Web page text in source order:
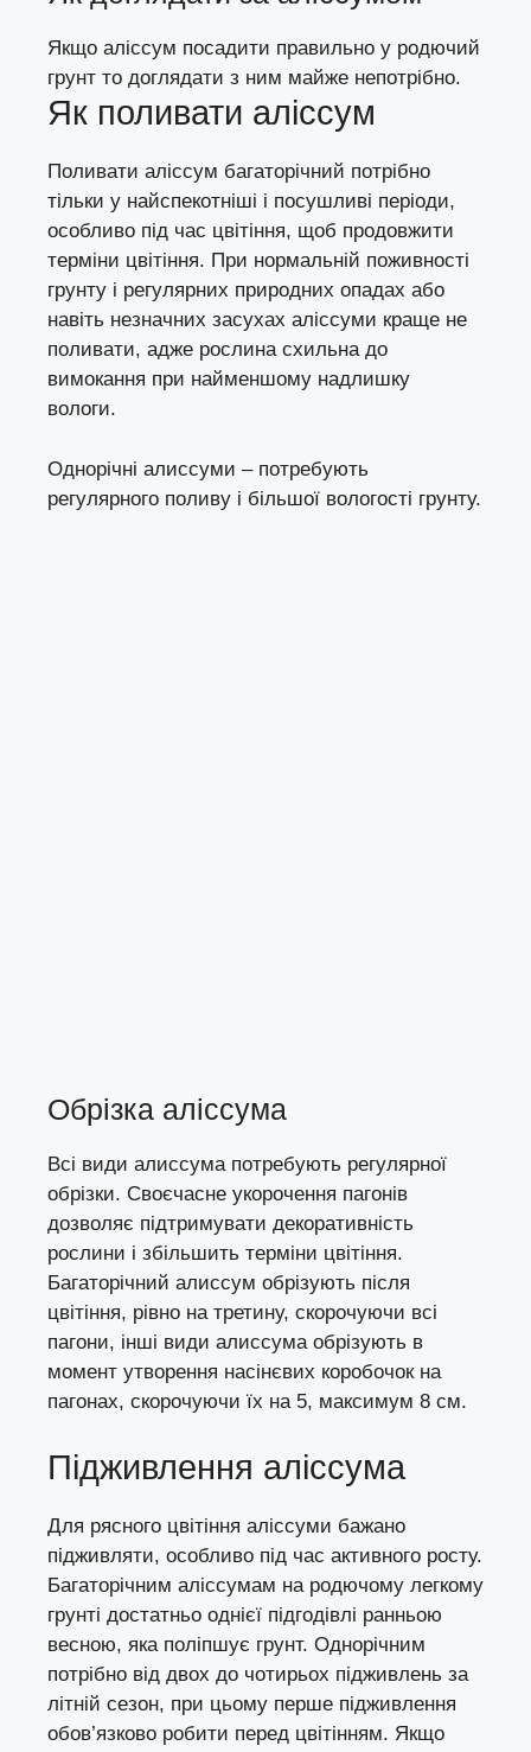
Якщо аліссум посадити правильно у родючий
грунт то доглядати з ним майже непотрібно.
Як поливати аліссум
Поливати аліссум багаторічний потрібно
тільки у найспекотніші і посушливі періоди,
особливо під час цвітіння, щоб продовжити
терміни цвітіння. При нормальній поживності
грунту і регулярних природних опадах або
навіть незначних засухах аліссуми краще не
поливати, адже рослина схильна до
вимокання при найменшому надлишку
вологи.
Однорічні алиссуми – потребують
регулярного поливу і більшої вологості грунту.
Обрізка аліссума
Всі види алиссума потребують регулярної
обрізки. Своєчасне укорочення пагонів
дозволяє підтримувати декоративність
рослини і збільшить терміни цвітіння.
Багаторічний алиссум обрізують після
цвітіння, рівно на третину, скорочуючи всі
пагони, інші види алиссума обрізують в
момент утворення насінєвих коробочок на
пагонах, скорочуючи їх на 5, максимум 8 см.
Підживлення аліссума
Для рясного цвітіння аліссуми бажано
підживляти, особливо під час активного росту.
Багаторічним аліссумам на родючому легкому
грунті достатньо однієї підгодівлі ранньою
весною, яка поліпшує грунт. Однорічним
потрібно від двох до чотирьох підживлень за
літній сезон, при цьому перше підживлення
обов’язково робити перед цвітінням. Якщо